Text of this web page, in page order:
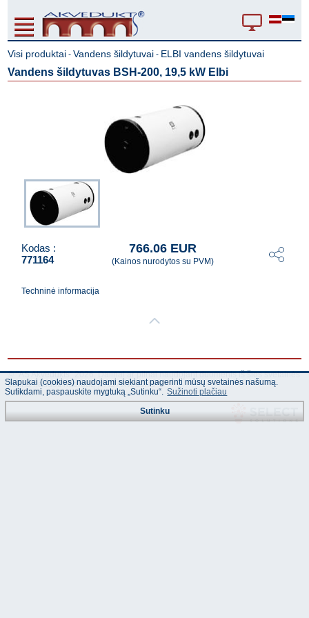
Visi produktai -Vandens šildytuvai - ELBI vandens šildytuvai
Vandens šildytuvas BSH-200, 19,5 kW Elbi
Kodas :
771164
766.06 EUR
(Kainos nurodytos su PVM)
Techninė informacija
© "AS Akvedukts" 2026. Dalinai ar pilnai naudojant duomenis iš šios svetainės
būtina naudoti nuorodą Į "AS Akvedukts"!
Slapukai (cookies) naudojami siekiant pagerinti mūsų svetainės našumą.
Sutikdami, paspauskite mygtuką „Sutinku“. Sužinoti plačiau
Sutinku